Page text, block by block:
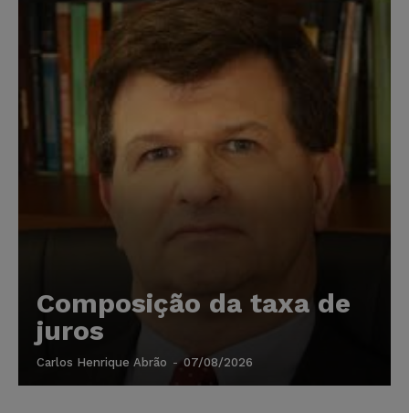
Composição da taxa de
juros
Carlos Henrique Abrão - 07/08/2026